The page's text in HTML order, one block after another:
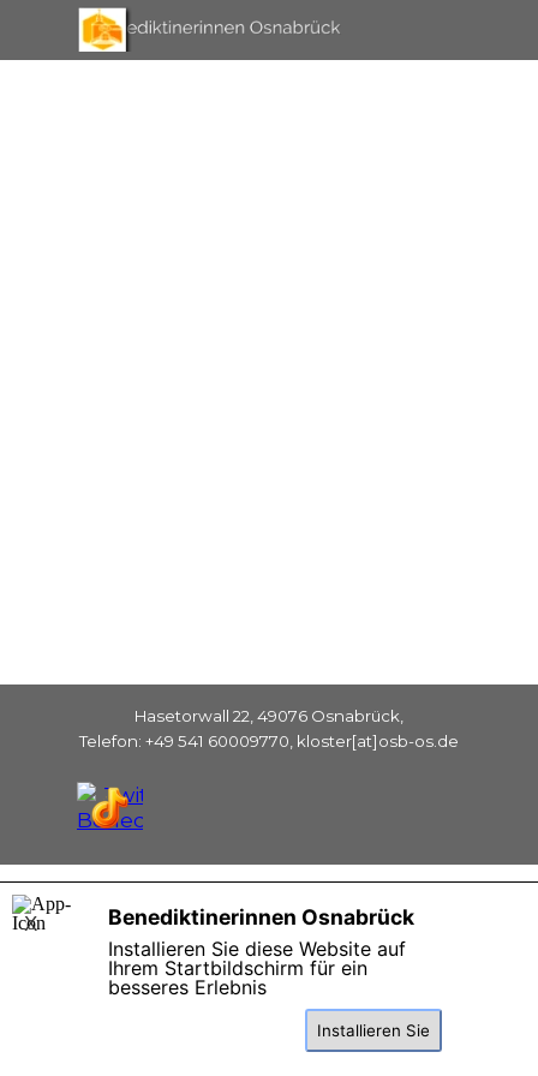
Direkt zum Seiteninhalt
Menü überspringen
Hasetorwall 22, 49076 Osnabrück,
Telefon: +49 541 60009770, kloster[at]osb-os.de
Benediktinerinnen Osnabrück
Installieren Sie diese Website auf
Ihrem Startbildschirm für ein
besseres Erlebnis
Installieren Sie
X